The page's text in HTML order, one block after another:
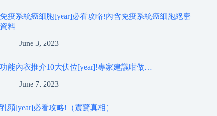
免疫系統癌細胞[year]必看攻略!內含免疫系統癌細胞絕密
資料
June 3, 2023
功能內衣推介10大伏位[year]!專家建議咁做…
June 7, 2023
乳頭[year]必看攻略!（震驚真相）